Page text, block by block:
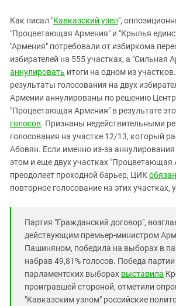
Южная Осетия
Южный Кавказ
ЮФО
Как писал "Кавказский узел",
"Процветающая Армения" и "Крылья
"Армения" потребовали от избиркома
избирателей на 555 участках, а "Сильная
аннулировать итоги на одном из
результаты голосования на двух
Армении аннулированы по решению
"Процветающая Армения" в результате
голосов. Признаны недействительными
голосования на участке 12/13, который
Абовян. Если именно из-за аннулирования
этом и еще двух участках "Процветающая
преодолеет проходной барьер, ЦИК
повторное голосование на этих участках,
Партия "Гражданский договор",
действующим премьер-министром
Пашиняном, победила на выборах в
набрав 49,81% голосов. Победа
парламентских выборах выставила
проигравшей стороной, отметили
"Кавказским узлом" российские